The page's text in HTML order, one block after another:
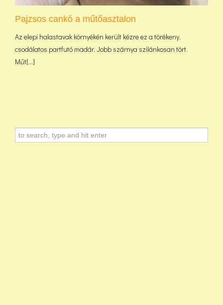
Pajzsos cankó a műtőasztalon
Az elepi halastavak környékén került kézre ez a törékeny,
csodálatos partfutó madár. Jobb szárnya szilánkosan tört.
Műt[...]